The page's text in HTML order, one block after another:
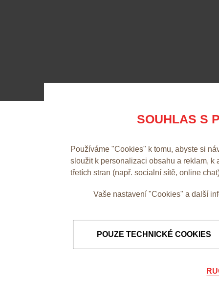
SOUHLAS S
Používáme "Cookies" k tomu, abyste si
sloužit k personalizaci obsahu a reklam,
třetích stran (např. socialní sítě, online
Vaše nastavení "Cookies" a další
POUZE TECHNICKÉ COOKIES